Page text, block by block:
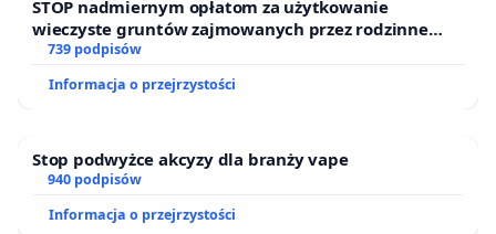
STOP nadmiernym opłatom za użytkowanie
wieczyste gruntów zajmowanych przez rodzinne
ogrody działkowe.
739 podpisów
Informacja o przejrzystości
Stop podwyżce akcyzy dla branży vape
940 podpisów
Informacja o przejrzystości